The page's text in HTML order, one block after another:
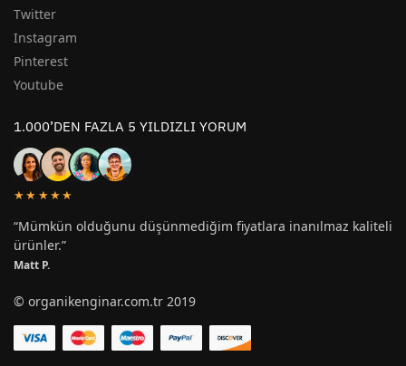
Twitter
Instagram
Pinterest
Youtube
1.000’DEN FAZLA 5 YILDIZLI YORUM
★★★★★
“Mümkün olduğunu düşünmediğim fiyatlara inanılmaz kaliteli
ürünler.”
Matt P.
© organikenginar.com.tr 2019